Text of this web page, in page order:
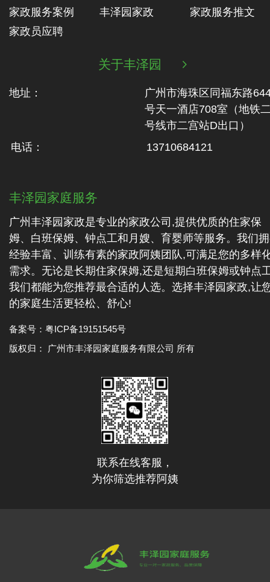
家政服务案例
丰泽园家政
家政服务推文
家政员应聘
关于丰泽园 
地址：
广州市海珠区同福东路
号天一酒店708室（地铁‬
号线市二‬宫站D出口）
电话：
13710684121
丰泽园家庭服务
广州丰泽园家政是专业的家政公司,提供优质的住家保
姆、白班保姆、钟点工和月嫂、育婴师等服务。我们
经验丰富、训练有素的家政阿姨团队,可满足您的多样
需求。无论是长期住家保姆,还是短期白班保姆或钟点
我们都能为您推荐最合适的人选。选择丰泽园家政,让
的家庭生活更轻松、舒心!
备案号： 粤ICP备19151545号
版权归： 广州市丰泽园家庭服务有限公司 所有
联系在线客服，
为你筛选推荐阿姨